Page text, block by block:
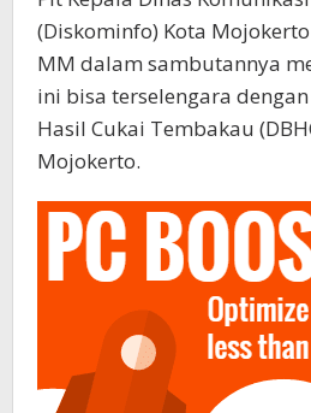
(Diskominfo) Kota Mojokerto
MM dalam sambutannya
ini bisa terselengara
Hasil Cukai Tembakau
Mojokerto.